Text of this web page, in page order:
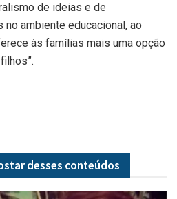
de ideias e de
ambiente educacional, ao
às famílias mais uma opção
desses conteúdos